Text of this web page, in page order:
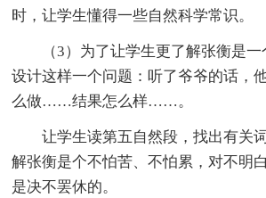
时，让学生懂得一些自然科学常识。
（3）为了让学生更了解张衡是一
设计这样一个问题：听了爷爷的话
么做……结果怎么样……。
让学生读第五自然段，找出有关词
解张衡是个不怕苦、不怕累，对不明
是决不罢休的。